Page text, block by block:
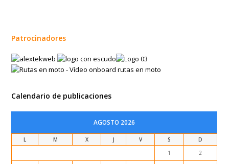
Patrocinadores
Calendario de publicaciones
AGOSTO 2026
L M X J V S
D
1
2